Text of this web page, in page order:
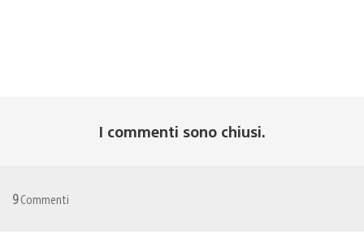
I commenti sono chiusi.
9Commenti